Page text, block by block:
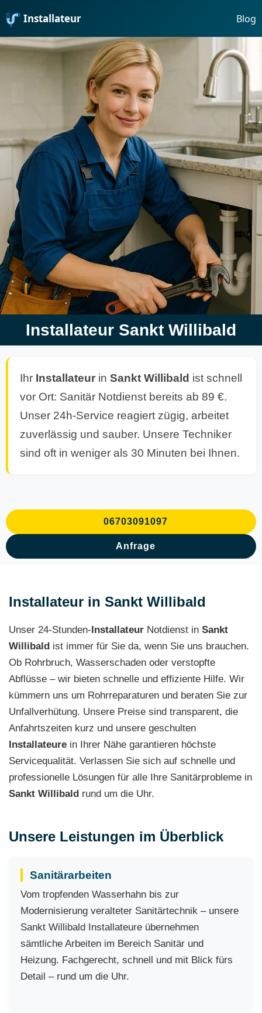
Installateur Blog
Installateur Sankt Willibald
Ihr Installateur in Sankt Willibald ist schnell
vor Ort: Sanitär Notdienst bereits ab 89 €.
Unser 24h-Service reagiert zügig, arbeitet
zuverlässig und sauber. Unsere Techniker
sind oft in weniger als 30 Minuten bei Ihnen.
06703091097
Anfrage
Installateur in Sankt Willibald
Unser 24-Stunden-Installateur Notdienst in Sankt
Willibald ist immer für Sie da, wenn Sie uns brauchen.
Ob Rohrbruch, Wasserschaden oder verstopfte
Abflüsse – wir bieten schnelle und effiziente Hilfe. Wir
kümmern uns um Rohrreparaturen und beraten Sie zur
Unfallverhütung. Unsere Preise sind transparent, die
Anfahrtszeiten kurz und unsere geschulten
Installateure in Ihrer Nähe garantieren höchste
Servicequalität. Verlassen Sie sich auf schnelle und
professionelle Lösungen für alle Ihre Sanitärprobleme in
Sankt Willibald rund um die Uhr.
Unsere Leistungen im Überblick
Sanitärarbeiten
Vom tropfenden Wasserhahn bis zur
Modernisierung veralteter Sanitärtechnik – unsere
Sankt Willibald Installateure übernehmen
sämtliche Arbeiten im Bereich Sanitär und
Heizung. Fachgerecht, schnell und mit Blick fürs
Detail – rund um die Uhr.